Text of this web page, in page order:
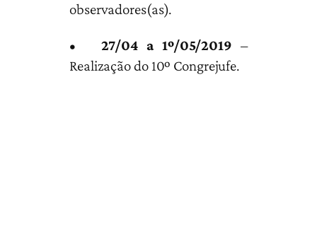
observadores(as).
•27/04 a 1º/05/2019 –
Realização do 10º Congrejufe.